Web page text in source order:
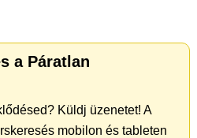
a Páratlan
Küldj üzenetet! A
mobilon és tableten